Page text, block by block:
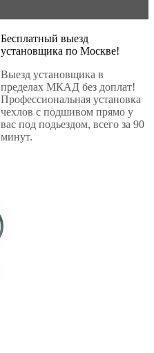
Бесплатный выезд
установщика по Москве!
Выезд установщика в
пределах МКАД без доплат!
Профессиональная установка
чехлов с подшивом прямо у
вас под подьездом, всего за 90
минут.